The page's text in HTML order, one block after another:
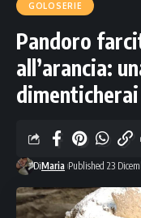
GOLOSERIE
Pandoro
all’arancia:
DiMaria Published 23